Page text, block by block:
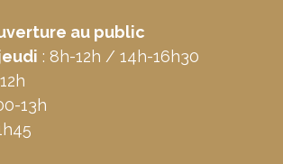
au public
: 8h-12h / 14h-16h30
13h